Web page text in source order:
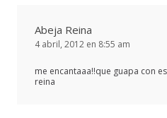
Abeja Reina
4 abril, 2012 en 8:55 am
me encantaaa!!que guapa con
reina